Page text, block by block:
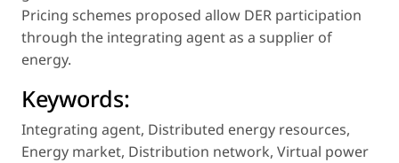
Pricing schemes proposed allow DER participation
through the integrating agent as a supplier of
energy.
Keywords:
Integrating agent, Distributed energy resources,
Energy market, Distribution network, Virtual power